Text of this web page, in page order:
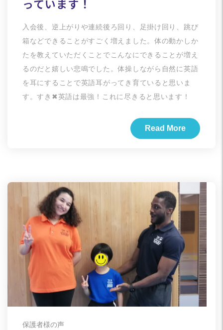
っています！
入会後、逆上がりや連続後ろ回り、足掛け回り、跳び
箱などできることがすごく増えました。体の動かしか
たを教えていただくことでこんなにできることが増え
るのだと嬉しい悲鳴でした。体操しながら自然に英語
を耳にすることで英語耳がってき育ていると思いま
す。すき✖︎英語は最強！これに尽きると思います！
Read More
保護者様の声